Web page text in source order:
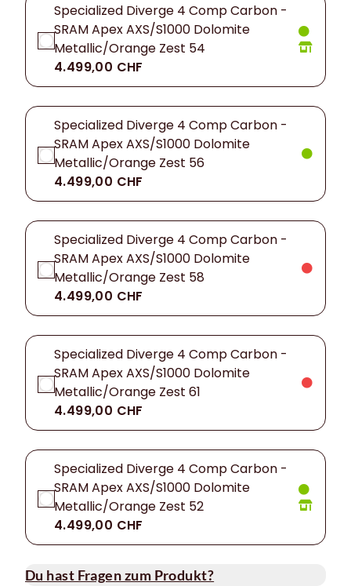
Specialized Diverge 4 Comp Carbon -
SRAM Apex AXS/S1000 Dolomite
Metallic/Orange Zest 54
4.499,00 CHF
Specialized Diverge 4 Comp Carbon -
SRAM Apex AXS/S1000 Dolomite
Metallic/Orange Zest 56
4.499,00 CHF
Specialized Diverge 4 Comp Carbon -
SRAM Apex AXS/S1000 Dolomite
Metallic/Orange Zest 58
4.499,00 CHF
Specialized Diverge 4 Comp Carbon -
SRAM Apex AXS/S1000 Dolomite
Metallic/Orange Zest 61
4.499,00 CHF
Specialized Diverge 4 Comp Carbon -
SRAM Apex AXS/S1000 Dolomite
Metallic/Orange Zest 52
4.499,00 CHF
Du hast Fragen zum Produkt?